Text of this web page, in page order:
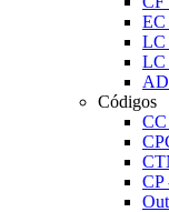
EC
LC
LC
Códigos
CP